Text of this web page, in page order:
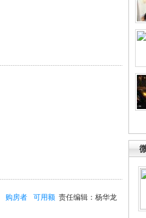
责任编辑：杨华龙
购房者
可用额